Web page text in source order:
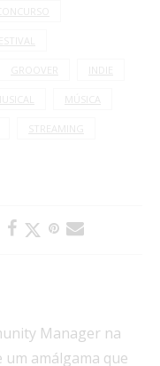
FESTIVAL
MÚSICA
STREAMING
Manager na
amálgama que